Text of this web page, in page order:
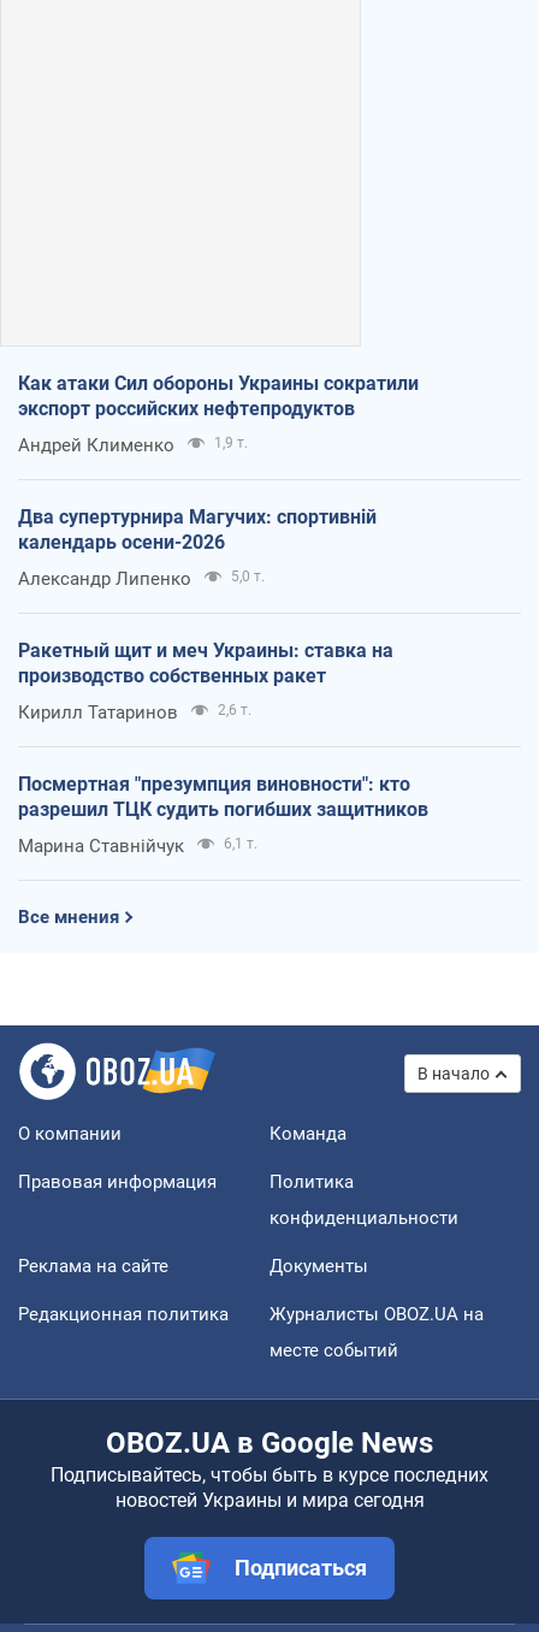
Как атаки Сил обороны Украины сократили
экспорт российских нефтепродуктов
Андрей Клименко 1,9 т.
Два супертурнира Магучих: спортивній
календарь осени-2026
Александр Липенко 5,0 т.
Ракетный щит и меч Украины: ставка на
производство собственных ракет
Кирилл Татаринов 2,6 т.
Посмертная "презумпция виновности": кто
разрешил ТЦК судить погибших защитников
Марина Ставнійчук 6,1 т.
Все мнения
В начало
О компании Команда
Правовая информация
Политика
конфиденциальности
Реклама на сайте Документы
Редакционная политика
Журналисты OBOZ.UA на
месте событий
OBOZ.UA в Google News
Подписывайтесь, чтобы быть в курсе последних
новостей Украины и мира сегодня
Подписаться